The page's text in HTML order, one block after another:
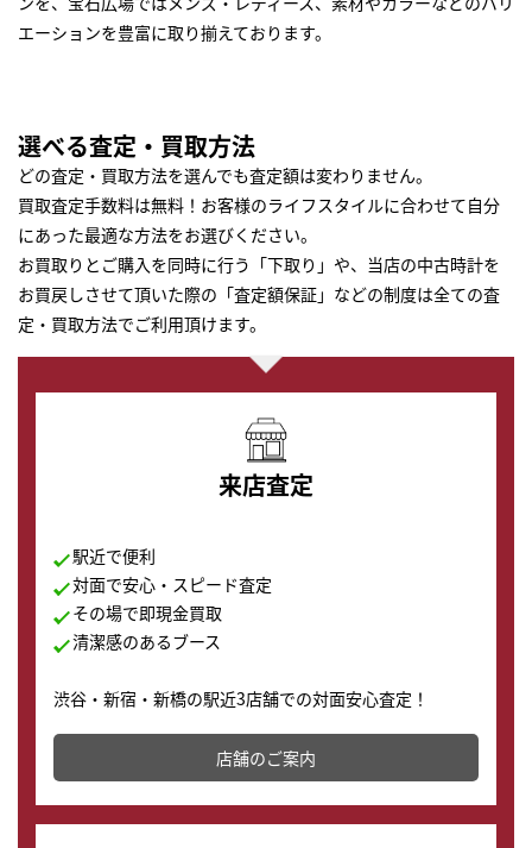
エーションを豊富に取り揃えております。
選べる査定・買取方法
どの査定・買取方法を選んでも査定額は変わりません。
買取査定手数料は無料！お客様のライフスタイルに合わせて自分
にあった最適な方法をお選びください。
お買取りとご購入を同時に行う「下取り」や、当店の中古時計を
お買戻しさせて頂いた際の「査定額保証」などの制度は全ての査
定・買取方法でご利用頂けます。
来店査定
駅近で便利
対面で安心・スピード査定
その場で即現金買取
清潔感のあるブース
渋谷・新宿・新橋の駅近3店舗での対面安心査定！
その場で現金買取致します。渋谷本店では、時計販売の
店舗を併設しており、下取りに出してお得に新しい時計
の購入もできます♪
店舗のご案内